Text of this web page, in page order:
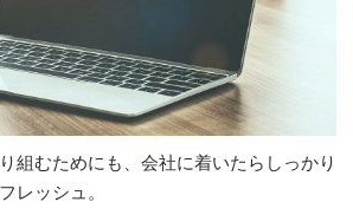
組むためにも、会社に着いたらしっかり
レッシュ。